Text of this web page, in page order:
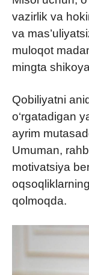
vazirlik va
va
muloqot
mingta
Qobiliyatni
o‘rgatadigan
ayrim
Umuman,
motivatsiya
qolmoqda.